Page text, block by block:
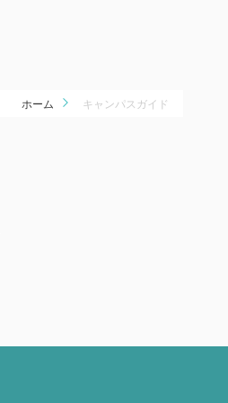
ホーム キャンパスガイド